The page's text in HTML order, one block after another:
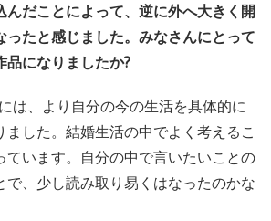
んだことによって、逆に外へ大きく開
ったと感じました。みなさんにとって
品になりましたか?
は、より自分の今の生活を具体的に
ました。結婚生活の中でよく考えるこ
ています。自分の中で言いたいことの
で、少し読み取り易くはなったのかな